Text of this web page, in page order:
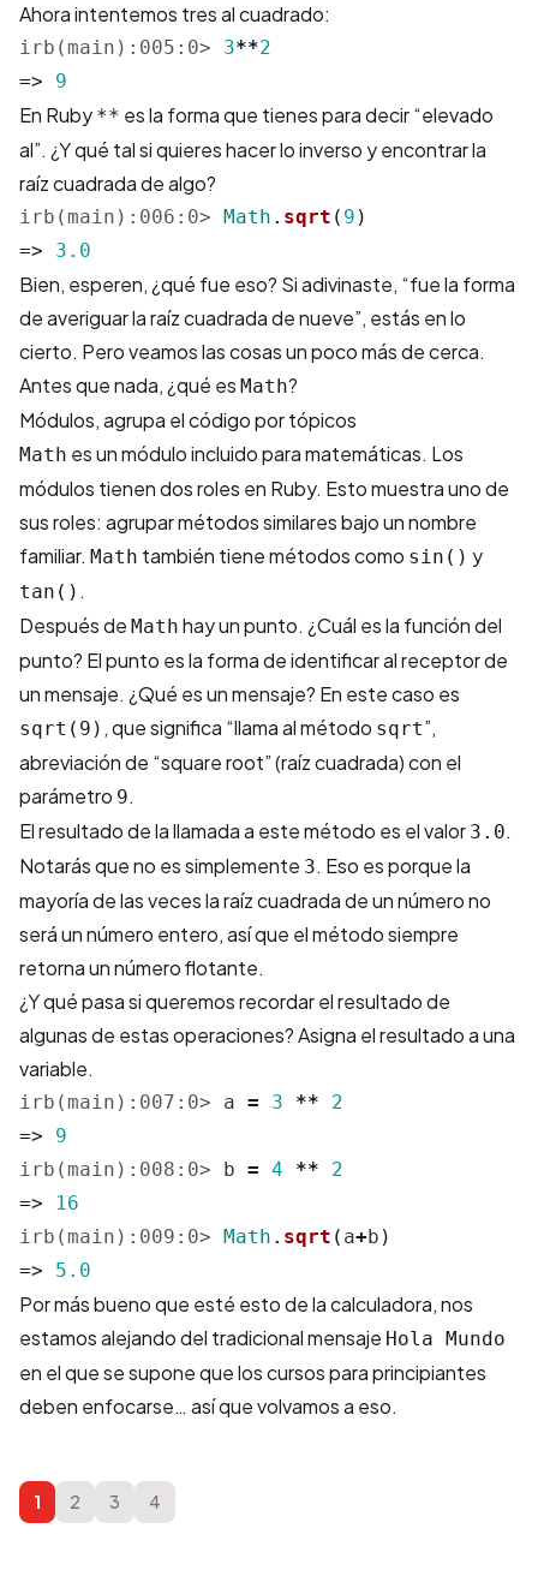
Ahora intentemos tres al cuadrado:
irb(main):005:0> 3**2
=>
9
En Ruby ** es la forma que tienes para decir “elevado
al”. ¿Y qué tal si quieres hacer lo inverso y encontrar la
raíz cuadrada de algo?
irb(main):006:0> Math . sqrt ( 9 )
=>
3.0
Bien, esperen, ¿qué fue eso? Si adivinaste, “fue la forma
de averiguar la raíz cuadrada de nueve”, estás en lo
cierto. Pero veamos las cosas un poco más de cerca.
Antes que nada, ¿qué es Math?
Módulos, agrupa el código por tópicos
Math es un módulo incluido para matemáticas. Los
módulos tienen dos roles en Ruby. Esto muestra uno de
sus roles: agrupar métodos similares bajo un nombre
familiar. Math también tiene métodos como sin() y
tan() .
Después de Math hay un punto. ¿Cuál es la función del
punto? El punto es la forma de identificar al receptor de
un mensaje. ¿Qué es un mensaje? En este caso es
sqrt(9) , que significa “llama al método sqrt”,
abreviación de “square root” (raíz cuadrada) con el
parámetro 9.
El resultado de la llamada a este método es el valor 3.0.
Notarás que no es simplemente 3. Eso es porque la
mayoría de las veces la raíz cuadrada de un número no
será un número entero, así que el método siempre
retorna un número flotante.
¿Y qué pasa si queremos recordar el resultado de
algunas de estas operaciones? Asigna el resultado a una
variable.
irb(main):007:0> a = 3 **
2
=>
9
irb(main):008:0>
b = 4 **
2
=>
16
irb(main):009:0> Math . sqrt ( a+b )
=>
5.0
Por más bueno que esté esto de la calculadora, nos
estamos alejando del tradicional mensaje Hola Mundo
en el que se supone que los cursos para principiantes
deben enfocarse… así que volvamos a eso.
1 2 3 4